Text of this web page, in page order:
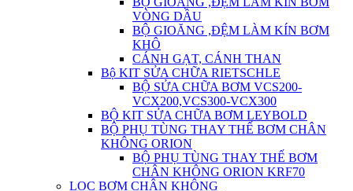
VÒNG DẦU
BỘ GIOĂNG ,ĐỆM LÀM KÍN BƠM
KHÔ
CÁNH GẠT, CÁNH THAN
Bộ KIT SỬA CHỮA RIETSCHLE
BỘ SỬA CHỮA BƠM VCS200-
VCX200,VCS300-VCX300
BỘ KIT SỬA CHỮA BƠM LEYBOLD
BỘ PHỤ TÙNG THAY THẾ BƠM CHÂN
KHÔNG ORION
BỘ PHỤ TÙNG THAY THẾ BƠM
CHÂN KHÔNG ORION KRF70
LỌC BƠM CHÂN KHÔNG